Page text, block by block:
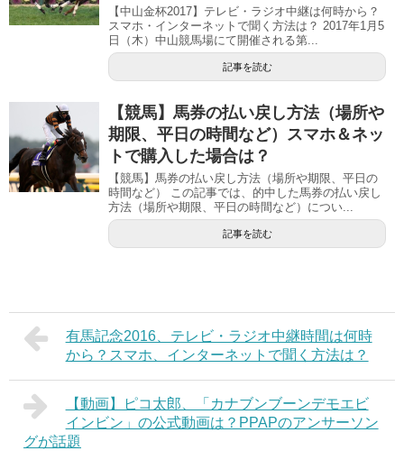
【中山金杯2017】テレビ・ラジオ中継は何時から？
スマホ・インターネットで聞く方法は？ 2017年1月5
日（木）中山競馬場にて開催される第...
記事を読む
【競馬】馬券の払い戻し方法（場所や
期限、平日の時間など）スマホ＆ネッ
トで購入した場合は？
【競馬】馬券の払い戻し方法（場所や期限、平日の
時間など） この記事では、的中した馬券の払い戻し
方法（場所や期限、平日の時間など）につい...
記事を読む
有馬記念2016、テレビ・ラジオ中継時間は何時
から？スマホ、インターネットで聞く方法は？
【動画】ピコ太郎、「カナブンブーンデモエビ
インビン」の公式動画は？PPAPのアンサーソン
グが話題